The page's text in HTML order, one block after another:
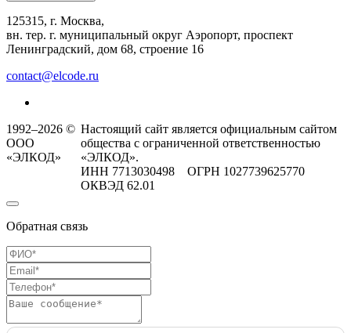
125315, г. Москва,
вн. тер. г. муниципальный округ Аэропорт, проспект
Ленинградский, дом 68, строение 16
contact@elcode.ru
1992–2026 ©
ООО
«ЭЛКОД»
Настоящий сайт является официальным сайтом
общества с ограниченной ответственностью
«ЭЛКОД».
ИНН 7713030498 ОГРН 1027739625770
ОКВЭД 62.01
Обратная связь